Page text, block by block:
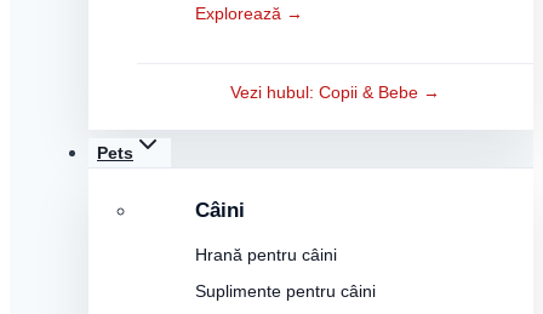
Explorează →
Vezi hubul: Copii & Bebe →
Pets
Câini
Hrană pentru câini
Suplimente pentru câini